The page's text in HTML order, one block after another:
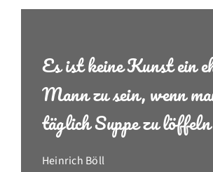
Es ist keine Kunst ein
Mann zu sein, wenn
täglich Suppe zu
Heinrich Böll